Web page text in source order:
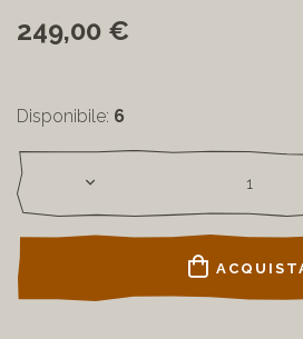
249,00 €
Disponibile: 6